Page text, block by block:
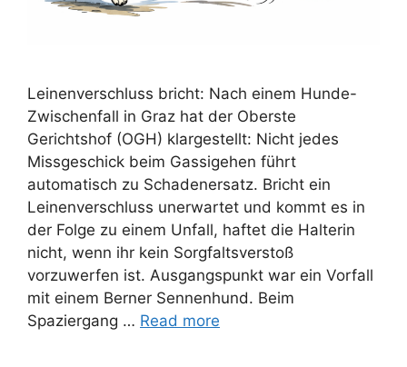
Leinenverschluss bricht: Nach einem Hunde-
Zwischenfall in Graz hat der Oberste
Gerichtshof (OGH) klargestellt: Nicht jedes
Missgeschick beim Gassigehen führt
automatisch zu Schadenersatz. Bricht ein
Leinenverschluss unerwartet und kommt es in
der Folge zu einem Unfall, haftet die Halterin
nicht, wenn ihr kein Sorgfaltsverstoß
vorzuwerfen ist. Ausgangspunkt war ein Vorfall
mit einem Berner Sennenhund. Beim
Spaziergang … Read more